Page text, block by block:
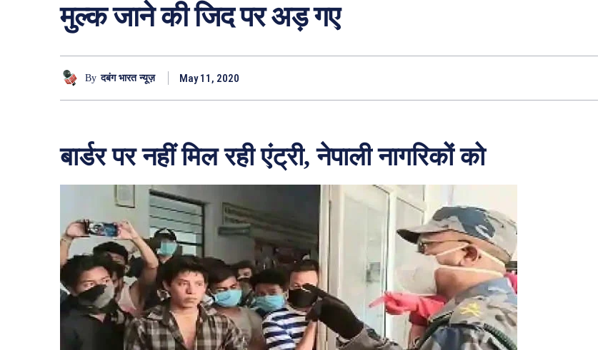
मुल्क जाने की जिद पर अड़ गए
By दबंग भारत न्यूज़ May 11, 2020
बार्डर पर नहीं मिल रही एंट्री, नेपाली नागरिकों को